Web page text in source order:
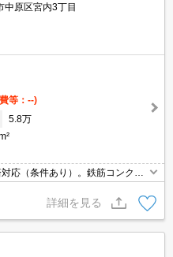
中原区宮内3丁目
等：--)
5.8万
応（条件あり）。鉄筋コンクリ
詳細を見る